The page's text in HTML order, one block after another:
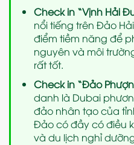
Check in “Vịnh Hải
nổi tiếng trên Đảo
điểm tiềm năng để
nguyên và môi
rất tốt.
Check in “Đảo
danh là Dubai
đảo nhân tạo của
Đảo có đầy có điều
và du lịch nghỉ